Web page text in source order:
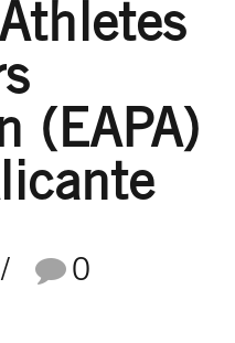
(EAPA)
0